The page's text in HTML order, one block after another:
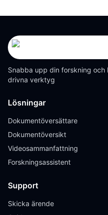
Snabba upp din forskning
drivna verktyg
Lösningar
Dokumentöversättare
Dokumentöversikt
Videosammanfattning
Forskningsassistent
Support
Skicka ärende